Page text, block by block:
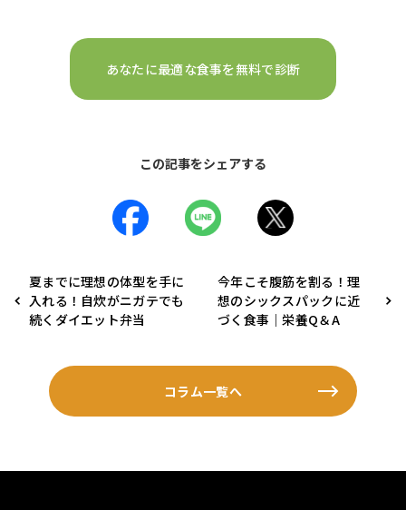
あなたに最適な食事を無料で診断
この記事をシェアする
夏までに理想の体型を手に
入れる！自炊がニガテでも
続くダイエット弁当
今年こそ腹筋を割る！理
想のシックスパックに近
づく食事｜栄養Q＆A
コラム一覧へ